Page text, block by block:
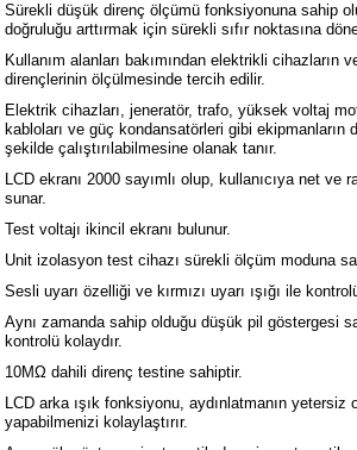
Sürekli düşük direnç ölçümü fonksiyonuna sahip
doğruluğu arttırmak için sürekli sıfır noktasına
Kullanım alanları bakımından elektrikli cihazların
dirençlerinin ölçülmesinde tercih edilir.
Elektrik cihazları, jeneratör, trafo, yüksek voltaj
kabloları ve güç kondansatörleri gibi ekipmanların
şekilde çalıştırılabilmesine olanak tanır.
LCD ekranı 2000 sayımlı olup, kullanıcıya net ve
sunar.
Test voltajı ikincil ekranı bulunur.
Unit izolasyon test cihazı sürekli ölçüm moduna
Sesli uyarı özelliği ve kırmızı uyarı ışığı ile
Aynı zamanda sahip olduğu düşük pil göstergesi
kontrolü kolaydır.
10MΩ dahili direnç testine sahiptir.
LCD arka ışık fonksiyonu, aydınlatmanın yetersiz
yapabilmenizi kolaylaştırır.